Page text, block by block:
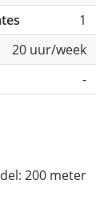
1
20 uur/week
-
200 meter